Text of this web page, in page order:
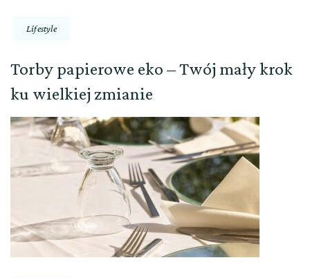
Lifestyle
Torby papierowe eko – Twój mały krok
ku wielkiej zmianie